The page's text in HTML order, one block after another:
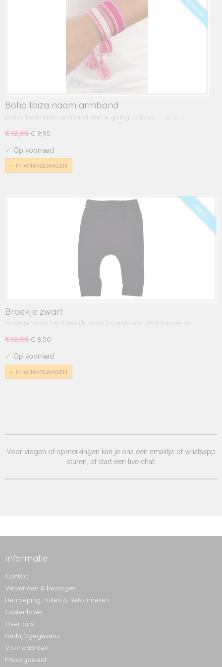
Boho Ibiza naam armband
Boho Ibiza naam armband We're going to Ibiza........♫ ♫…
€ 12,50 € 9,95
✓ Op voorraad
IN WINKELWAGEN
SALE
Broekje zwart
Broekje zwart Een heerlijk zwart broekje van 100% katoen in…
€ 12,50 € 8,50
✓ Op voorraad
IN WINKELWAGEN
Voor vragen of opmerkingen kan je ons een emailtje of whatsapp
sturen, of start een live chat!
Informatie
Contact
Verzenden & bezorgen
Herroeping, ruilen & Retourneren
Gastenboek
Over ons
Bedrijfsgegevens
Voorwaarden
Privacybeleid